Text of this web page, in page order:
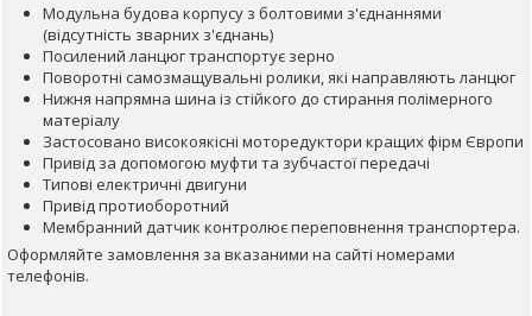
Модульна будова корпусу з болтовими з'єднаннями
(відсутність зварних з'єднань)
Посилений ланцюг транспортує зерно
Поворотні самозмащувальні ролики, які направляють ланцюг
Нижня напрямна шина із стійкого до стирання полімерного
матеріалу
Застосовано високоякісні моторедуктори кращих фірм Європи
Привід за допомогою муфти та зубчастої передачі
Типові електричні двигуни
Привід протиоборотний
Мембранний датчик контролює переповнення транспортера.
Оформляйте замовлення за вказаними на сайті номерами
телефонів.